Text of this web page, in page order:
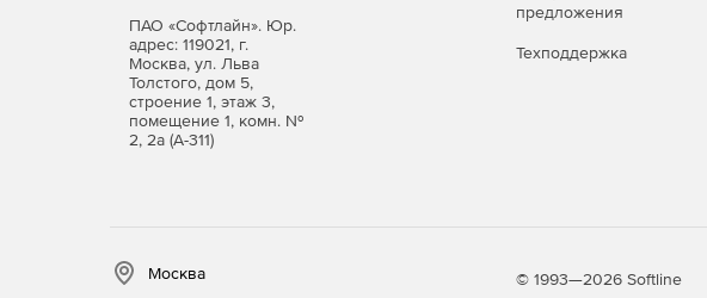
ПАО «Софтлайн». Юр.
адрес: 119021, г.
Москва, ул. Льва
Толстого, дом 5,
строение 1, этаж 3,
помещение 1, комн. №
2, 2а (А-311)
предложения
Техподдержка
Москва © 1993—2026 Softline